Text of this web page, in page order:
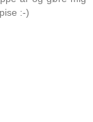
:-)